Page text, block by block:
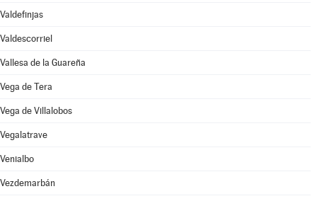
Valdefinjas
Valdescorriel
Vallesa de la Guareña
Vega de Tera
Vega de Villalobos
Vegalatrave
Venialbo
Vezdemarbán